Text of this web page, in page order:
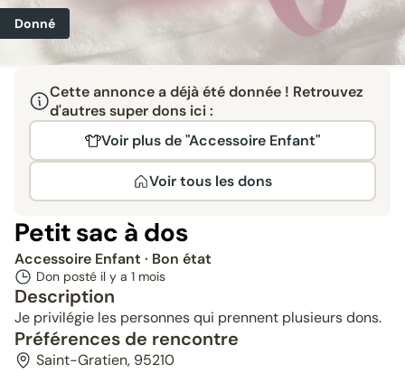
Donné
Cette annonce a déjà été donnée ! Retrouvez
d'autres super dons ici :
Voir plus de "Accessoire Enfant"
Voir tous les dons
Petit sac à dos
Accessoire Enfant · Bon état
Don posté il y a 1 mois
Description
Je privilégie les personnes qui prennent plusieurs dons.
Préférences de rencontre
Saint-Gratien, 95210